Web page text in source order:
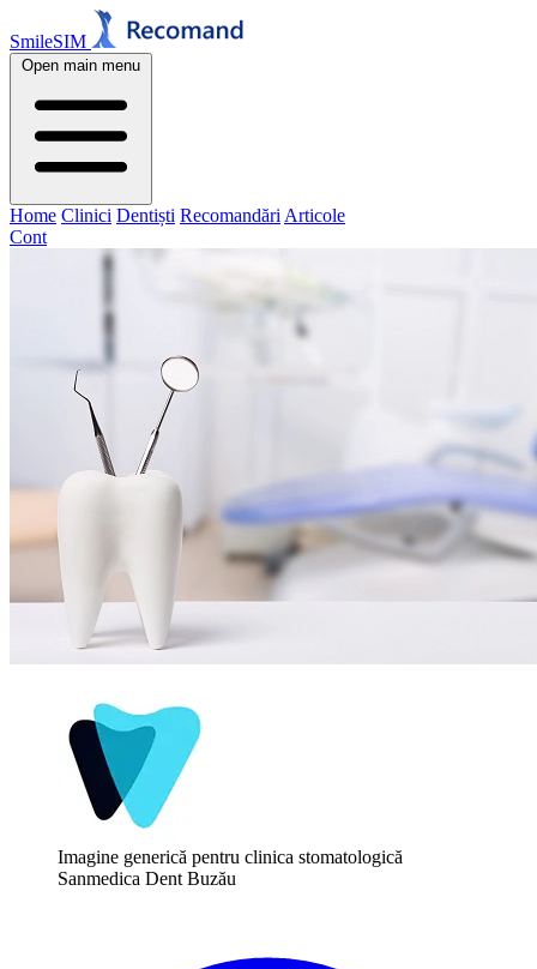
SmileSIM
Open main menu
Home Clinici Dentiști Recomandări Articole
Cont
Imagine generică pentru clinica stomatologică
Sanmedica Dent Buzău